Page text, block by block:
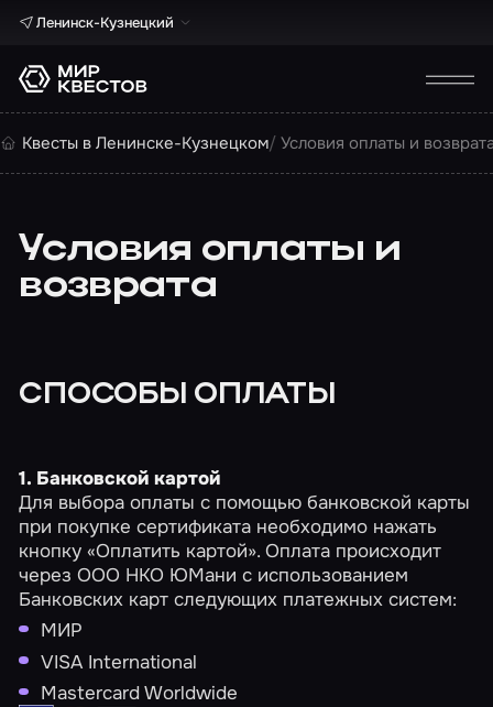
Ленинск-Кузнецкий
Квесты в Ленинске-Кузнецком Условия оплаты и
Условия оплаты и
возврата
СПОСОБЫ ОПЛАТЫ
1. Банковской картой
Для выбора оплаты с помощью банковской карты
при покупке сертификата необходимо нажать
кнопку «Оплатить картой». Оплата происходит
через ООО НКО ЮМани с использованием
Банковских карт следующих платежных систем:
МИР
VISA International
Mastercard Worldwide